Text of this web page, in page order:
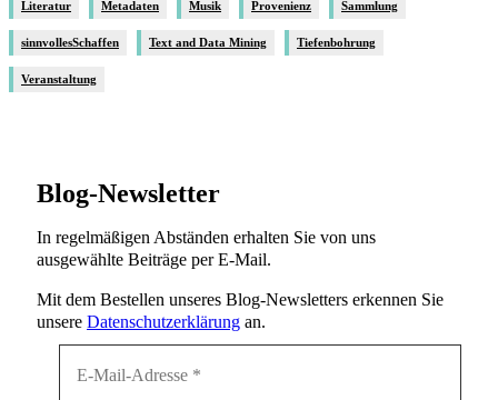
Literatur Metadaten Musik Provenienz Sammlung
sinnvollesSchaffen Text and Data Mining Tiefenbohrung
Veranstaltung
Blog-Newsletter
In regelmäßigen Abständen erhalten Sie von uns
ausgewählte Beiträge per E-Mail.
Mit dem Bestellen unseres Blog-Newsletters erkennen Sie
unsere Datenschutzerklärung an.